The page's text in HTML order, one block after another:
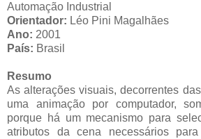
Automação Industrial
Orientador: Léo Pini Magalhães
Ano: 2001
País: Brasil
Resumo
As alterações visuais, decorrentes
uma animação por computador,
porque há um mecanismo para
atributos da cena necessários